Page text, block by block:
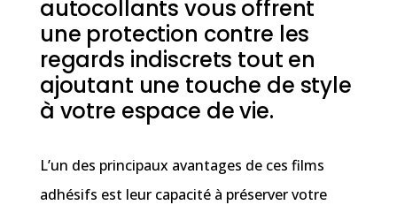
autocollants vous offrent
une protection contre les
regards indiscrets tout en
ajoutant une touche de style
à votre espace de vie.
L’un des principaux avantages de ces films
adhésifs est leur capacité à préserver votre